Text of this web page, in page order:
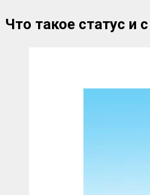
Что такое статус и